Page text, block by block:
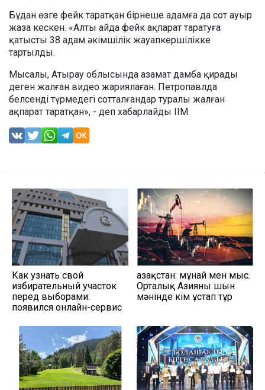
Бұдан өзге фейк таратқан бірнеше адамға да сот ауыр
жаза кескен. «Алты айда фейк ақпарат таратуға
қатысты 38 адам әкімшілік жауапкершілікке
тартылды.
Мысалы, Атырау облысында азамат дамба қирады
деген жалған видео жариялаған. Петропавлда
белсенді түрмедегі сотталғандар туралы жалған
ақпарат таратқан», - деп хабарлайды ІІМ.
Как узнать свой
избирательный участок
перед выборами:
появился онлайн-сервис
Қазақстан: мұнай мен мыс.
Орталық Азияны шын
мәнінде кім ұстап тұр